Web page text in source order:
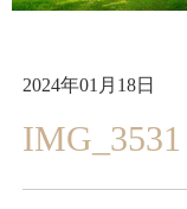
2024年01月18日
IMG_3531